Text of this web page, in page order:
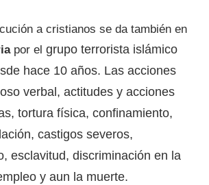
a cristianos se da también en
por el grupo terrorista islámico
hace 10 años. Las acciones
verbal, actitudes y acciones
tortura física, confinamiento,
castigos severos,
esclavitud, discriminación en la
y aun la muerte.